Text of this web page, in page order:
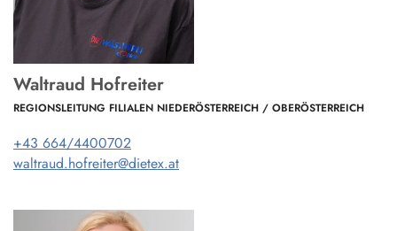
Waltraud Hofreiter
REGIONSLEITUNG FILIALEN NIEDERÖSTERREICH / OBERÖSTERREICH
+43 664/4400702
waltraud.hofreiter@dietex.at